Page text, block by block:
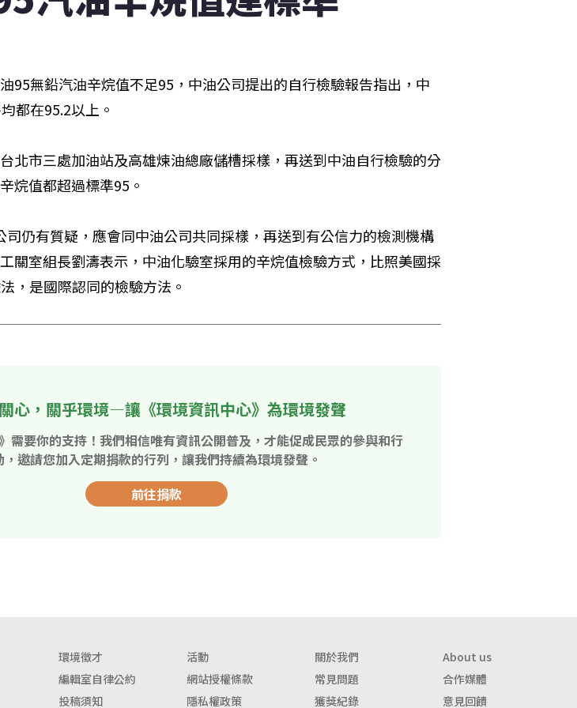
95無鉛汽油辛烷值不足95，中油公司提出的自行檢驗報告指出，中
都在95.2以上。
北市三處加油站及高雄煉油總廠儲槽採樣，再送到中油自行檢驗的分
烷值都超過標準95。
司仍有質疑，應會同中油公司共同採樣，再送到有公信力的檢測機構
關室組長劉濤表示，中油化驗室採用的辛烷值檢驗方式，比照美國採
，是國際認同的檢驗方法。
心，關乎環境—讓《環境資訊中心》為環境發聲
需要你的支持！我們相信唯有資訊公開普及，才能促成民眾的參與和行
，邀請您加入定期捐款的行列，讓我們持續為環境發聲。
前往捐款
環境徵才 活動 關於我們
About us
編輯室自律公約
網站授權條款 常見問題
合作媒體
投稿須知
隱私權政策 獲獎紀錄 意見回饋